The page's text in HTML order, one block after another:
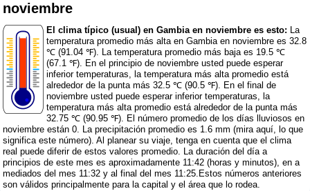
noviembre
El clima típico (usual) en Gambia en noviembre es esto: La
temperatura promedio más alta en Gambia en noviembre es 32.8
℃ (91.04 ℉). La temperatura promedio más baja es 19.5 ℃
(67.1 ℉). En el principio de noviembre usted puede esperar
inferior temperaturas, la temperatura más alta promedio está
alrededor de la punta más 32.5 ℃ (90.5 ℉). En el final de
noviembre usted puede esperar inferior temperaturas, la
temperatura más alta promedio está alrededor de la punta más
32.75 ℃ (90.95 ℉). El número promedio de los días lluviosos en
noviembre están 0. La precipitación promedio es 1.6 mm (mira aquí, lo que
significa este número). Al planear su viaje, tenga en cuenta que el clima
real puede diferir de estos valores promedio. La duración del día a
principios de este mes es aproximadamente 11:42 (horas y minutos), en a
mediados del mes 11:32 y al final del mes 11:25.Estos números anteriores
son válidos principalmente para la capital y el área que lo rodea.